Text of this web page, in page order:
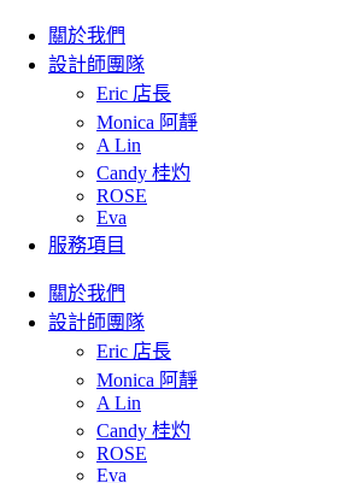
關於我們
設計師團隊
Eric 店長
Monica 阿靜
A Lin
Candy 桂灼
ROSE
Eva
服務項目
關於我們
設計師團隊
Eric 店長
Monica 阿靜
A Lin
Candy 桂灼
ROSE
Eva